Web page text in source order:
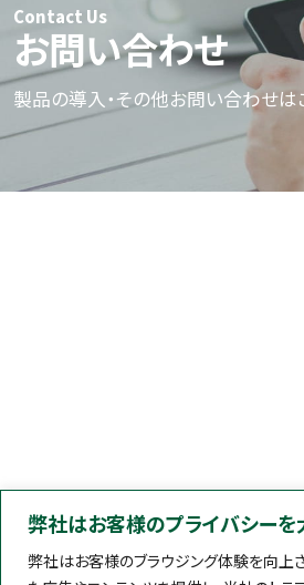
弊社はお客様のプライバシーを
弊社はお客様のブラウジング体験を向上
Contact Us
お問い合わせ
製品の導入・その他お問い合わせは